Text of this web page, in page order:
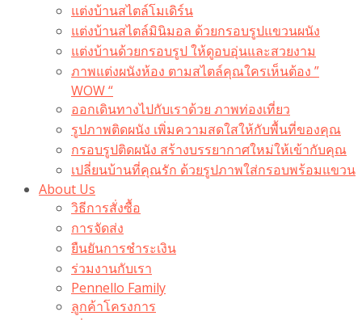
แต่งบ้านสไตล์โมเดิร์น
แต่งบ้านสไตล์มินิมอล ด้วยกรอบรูปแขวนผนัง
แต่งบ้านด้วยกรอบรูป ให้ดูอบอุ่นและสวยงาม
ภาพแต่งผนังห้อง ตามสไตล์คุณใครเห็นต้อง ”
WOW “
ออกเดินทางไปกับเราด้วย ภาพท่องเที่ยว
รูปภาพติดผนัง เพิ่มความสดใสให้กับพื้นที่ของคุณ
กรอบรูปติดผนัง สร้างบรรยากาศใหม่ให้เข้ากับคุณ
เปลี่ยนบ้านที่คุณรัก ด้วยรูปภาพใส่กรอบพร้อมแขวน​
About Us
วิธีการสั่งซื้อ
การจัดส่ง
ยืนยันการชำระเงิน
ร่วมงานกับเรา
Pennello Family
ลูกค้าโครงการ